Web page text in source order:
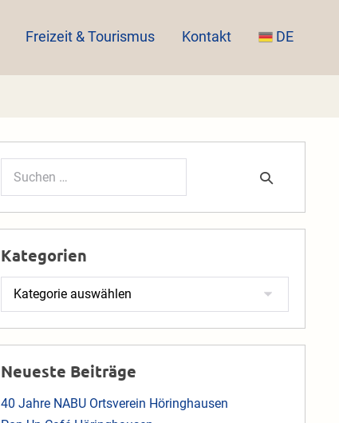
Freizeit & Tourismus Kontakt DE
Suchen
Kategorien
Kategorien
Neueste Beiträge
40 Jahre NABU Ortsverein Höringhausen